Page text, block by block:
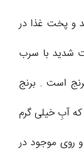
و پخت غذا در
شدید با سرب
است . برنج
آبِ خیلی گرم
روی موجود در